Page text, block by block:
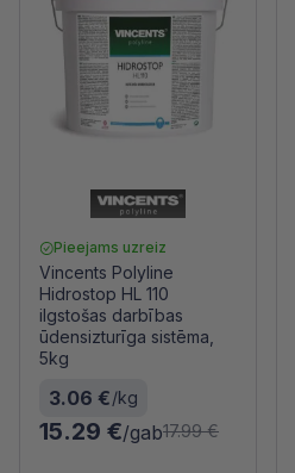
Pieejams uzreiz
Vincents Polyline
Hidrostop HL 110
ilgstošas darbības
ūdensizturīga sistēma,
5kg
3.06 €/kg
15.29 €/gab17.99 €